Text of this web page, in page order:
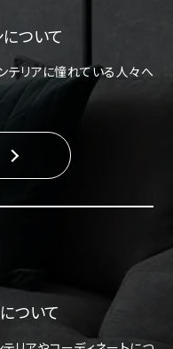
ついて
テリアに憧れている人々へ
ついて